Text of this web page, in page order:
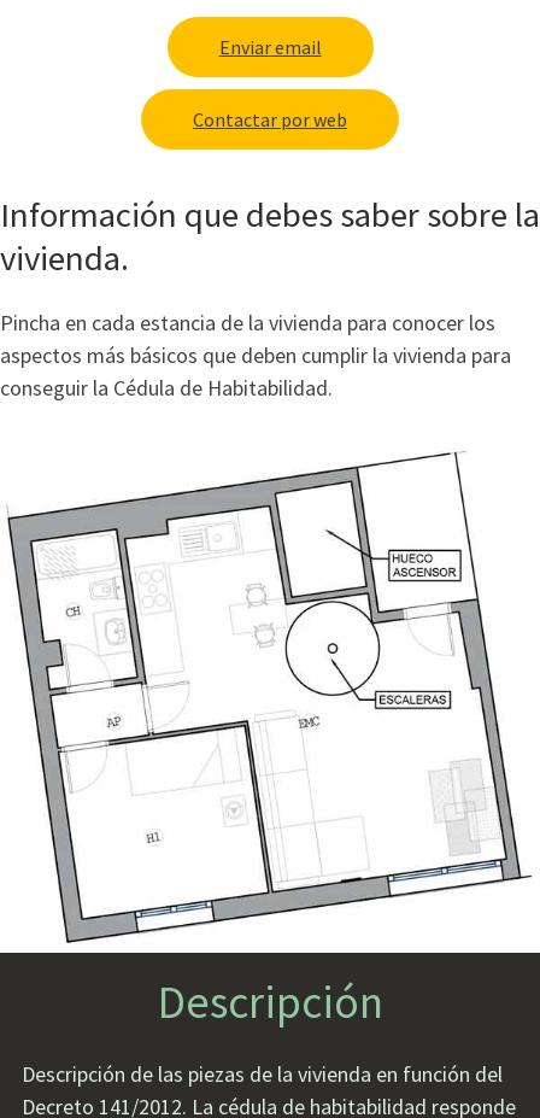
Enviar email
Contactar por web
Información que debes saber sobre la
vivienda.
Pincha en cada estancia de la vivienda para conocer los
aspectos más básicos que deben cumplir la vivienda para
conseguir la Cédula de Habitabilidad.
Descripción
Descripción de las piezas de la vivienda en función del
Decreto 141/2012. La cédula de habitabilidad responde